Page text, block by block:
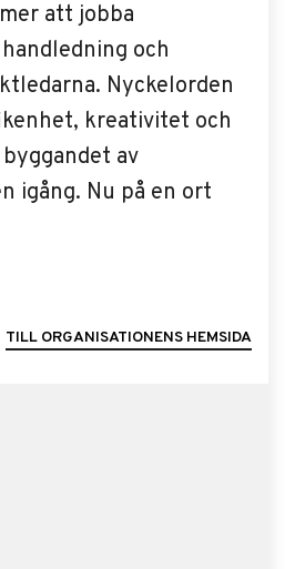
att jobba
och
Nyckelorden
kreativitet och
av
igång. Nu på en ort
TILL ORGANISATIONENS HEMSIDA